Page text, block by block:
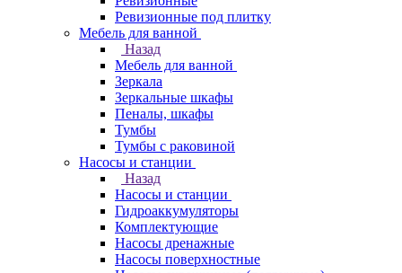
Ревизионные под плитку
Мебель для ванной
Назад
Мебель для ванной
Зеркала
Зеркальные шкафы
Пеналы, шкафы
Тумбы
Тумбы с раковиной
Насосы и станции
Назад
Насосы и станции
Гидроаккумуляторы
Комплектующие
Насосы дренажные
Насосы поверхностные